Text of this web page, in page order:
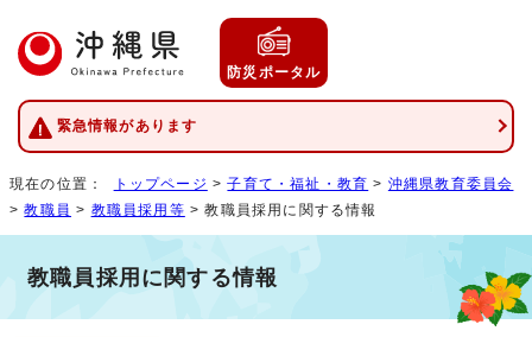
防災ポータル
緊急情報があります
現在の位置： トップページ >子育て・福祉・教育 > 沖縄県教育委員会
>教職員 > 教職員採用等 > 教職員採用に関する情報
教職員採用に関する情報